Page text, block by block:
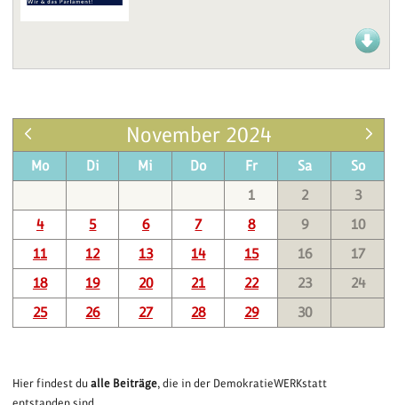
November 2024
Mo Di Mi Do Fr Sa
So
1
2
3
4
5 6 7 8 9
10
11
12 13 14 15 16
17
18
19 20 21 22 23
24
25
26 27 28 29 30
Hier findest dualle Beiträge, die in der DemokratieWERKstatt